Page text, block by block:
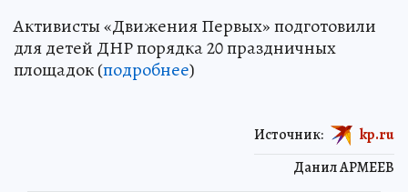
Активисты «Движения Первых» подготовили
для детей ДНР порядка 20 праздничных
площадок (подробнее)
Данил АРМЕЕВ
Источник: kp.ru